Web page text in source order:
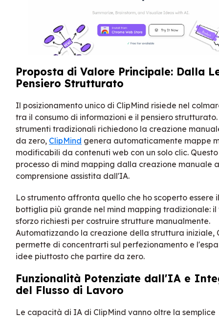
Proposta di Valore Principale: Dalla
Pensiero Strutturato
Il posizionamento unico di ClipMind risiede nel
tra il consumo di informazioni e il pensiero
strumenti tradizionali richiedono la creazione
da zero, ClipMind genera automaticamente mappe
modificabili da contenuti web con un solo clic.
processo di mind mapping dalla creazione manuale
comprensione assistita dall'IA.
Lo strumento affronta quello che ho scoperto essere
bottiglia più grande nel mind mapping tradizionale: il
sforzo richiesti per costruire strutture manualmente.
Automatizzando la creazione della struttura iniziale,
permette di concentrarti sul perfezionamento e
idee piuttosto che partire da zero.
Funzionalità Potenziate dall'IA e
del Flusso di Lavoro
Le capacità di IA di ClipMind vanno oltre la semplice